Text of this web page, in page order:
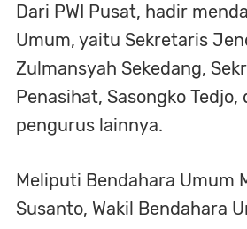
Dari PWI Pusat, hadir
Umum, yaitu Sekretaris
Zulmansyah Sekedang,
Penasihat, Sasongko Tedjo,
pengurus lainnya.
Meliputi Bendahara Umum
Susanto, Wakil Bendahara